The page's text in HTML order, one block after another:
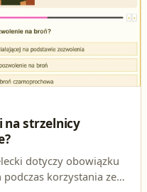
na strzelnicy
dotyczy obowiązku
korzystania ze